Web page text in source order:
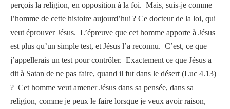
perçois la religion, en opposition à la foi. Mais, suis-je comme
l’homme de cette histoire aujourd’hui ? Ce docteur de la loi, qui
veut éprouver Jésus. L’épreuve que cet homme apporte à Jésus
est plus qu’un simple test, et Jésus l’a reconnu. C’est, ce que
j’appellerais un test pour contrôler. Exactement ce que Jésus a
dit à Satan de ne pas faire, quand il fut dans le désert (Luc 4.13)
? Cet homme veut amener Jésus dans sa pensée, dans sa
religion, comme je peux le faire lorsque je veux avoir raison,